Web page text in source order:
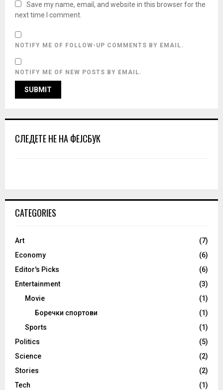
Save my name, email, and website in this browser for the
next time I comment.
NOTIFY ME OF FOLLOW-UP COMMENTS BY EMAIL.
NOTIFY ME OF NEW POSTS BY EMAIL.
СЛЕДЕТЕ НЕ НА ФЕЈСБУК
CATEGORIES
Art
(7)
Economy
(6)
Editor's Picks
(6)
Entertainment
(3)
Movie
(1)
Боречки спортови
(1)
Sports
(1)
Politics
(5)
Science
(2)
Stories
(2)
Tech
(1)